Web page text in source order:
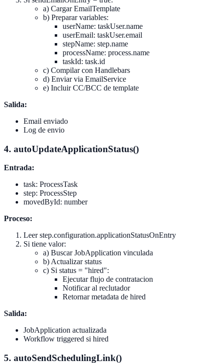
a) Cargar EmailTemplate
b) Preparar variables:
userName: taskUser.name
userEmail: taskUser.email
stepName: step.name
processName: process.name
taskId: task.id
c) Compilar con Handlebars
d) Enviar via EmailService
e) Incluir CC/BCC de template
Salida:
Email enviado
Log de envio
4. autoUpdateApplicationStatus()
Entrada:
task: ProcessTask
step: ProcessStep
movedById: number
Proceso:
Leer step.configuration.applicationStatusOnEntry
Si tiene valor:
a) Buscar JobApplication vinculada
b) Actualizar status
c) Si status = "hired":
Ejecutar flujo de contratacion
Notificar al reclutador
Retornar metadata de hired
Salida:
JobApplication actualizada
Workflow triggered si hired
5. autoSendSchedulingLink()